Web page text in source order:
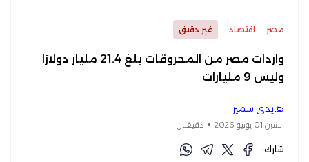
مصر اقتصاد غير دقيق
واردات مصر من المحروقات بلغ 21.4 مليار دولارًا
وليس 9 مليارات
هايدي سمير
الاثنين 01 يونيو 2026 دقيقتان
شارك: